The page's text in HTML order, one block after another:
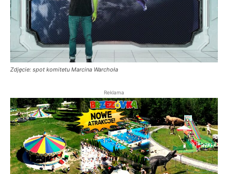
Zdjęcie: spot komitetu Marcina Warchoła
Reklama